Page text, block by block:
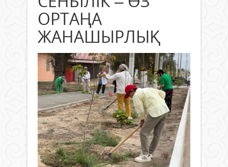
ОРТАҢА
ЖАНАШЫРЛЫҚ